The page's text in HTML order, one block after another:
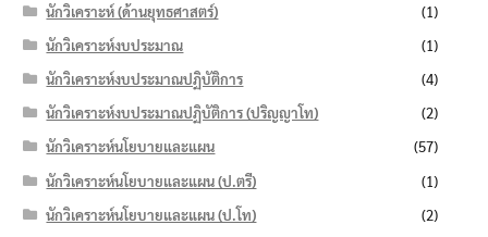
นักวิเคราะห์ (ด้านยุทธศาสตร์)
(1)
นักวิเคราะห์งบประมาณ
(1)
นักวิเคราะห์งบประมาณปฏิบัติการ
(4)
นักวิเคราะห์งบประมาณปฏิบัติการ (ปริญญาโท)
(2)
นักวิเคราะห์นโยบายและแผน
(57)
นักวิเคราะห์นโยบายและแผน (ป.ตรี)
(1)
นักวิเคราะห์นโยบายและแผน (ป.โท)
(2)